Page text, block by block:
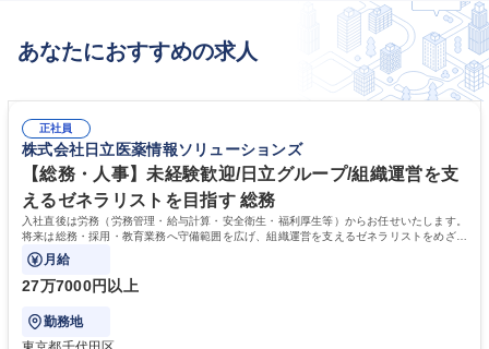
あなたにおすすめの求人
正社員
株式会社日立医薬情報ソリューションズ
【総務・人事】未経験歓迎/日立グループ/組織運営を支
えるゼネラリストを目指す 総務
入社直後は労務（労務管理・給与計算・安全衛生・福利厚生等）からお任せいたします。
将来は総務・採用・教育業務へ守備範囲を広げ、組織運営を支えるゼネラリストをめざせ
ます。
月給
27万7000円以上
勤務地